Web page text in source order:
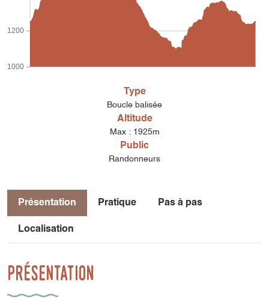
1000
1200
Type
Boucle balisée
Altitude
Max : 1925m
Public
Randonneurs
Présentation Pratique Pas à pas
Localisation
Présentation